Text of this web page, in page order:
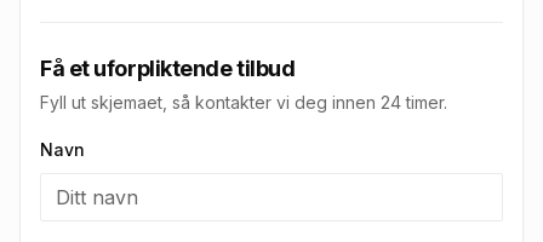
Få et uforpliktende tilbud
Fyll ut skjemaet, så kontakter vi deg innen 24 timer.
Navn